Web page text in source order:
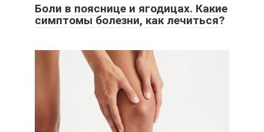
Боли в пояснице и ягодицах. Какие
симптомы болезни, как лечиться?